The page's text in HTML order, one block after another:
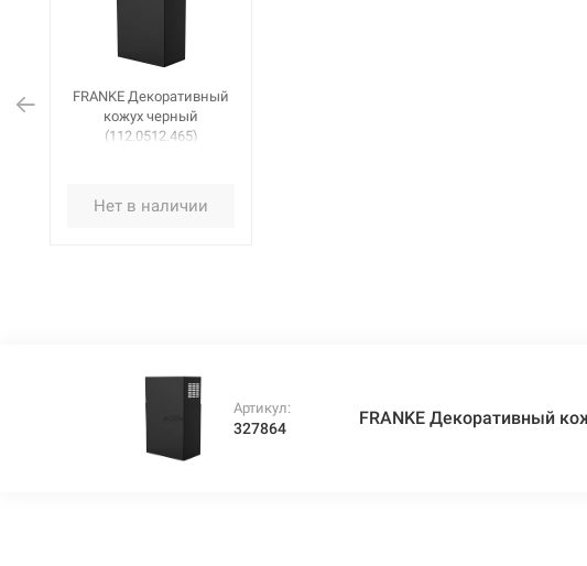
FRANKE Декоративный
кожух черный
(112.0512.465)
Нет в наличии
Артикул:
327864 FRANKE Декоративный